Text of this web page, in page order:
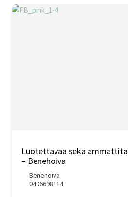
Luotettavaa sekä
– Benehoiva
Benehoiva
0406698114